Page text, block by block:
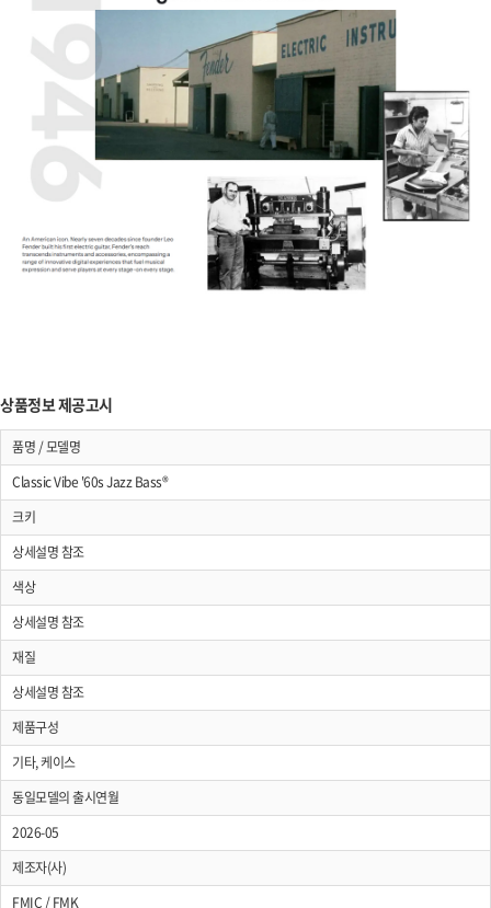
상품정보 제공고시
품명 / 모델명
Classic Vibe '60s Jazz Bass®
크키
상세설명 참조
색상
상세설명 참조
재질
상세설명 참조
제품구성
기타, 케이스
동일모델의 출시연월
2026-05
제조자(사)
FMIC / FMK